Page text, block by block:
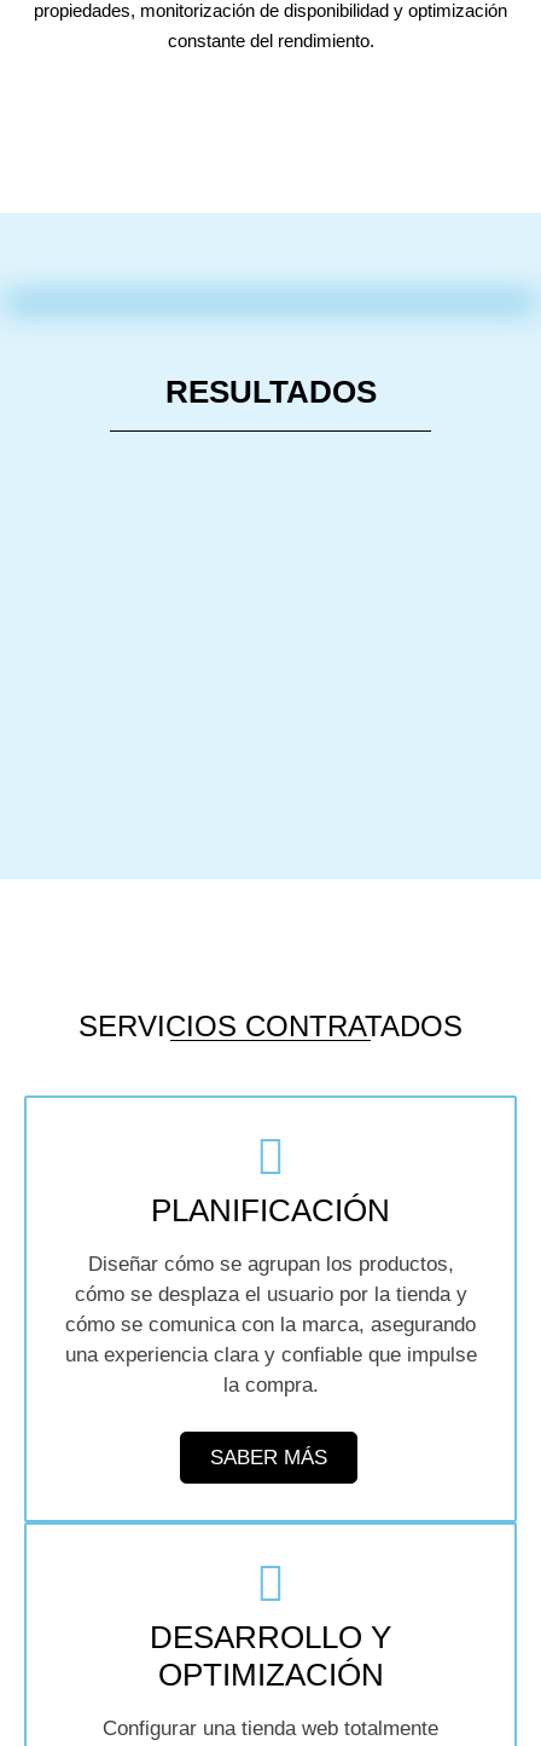
propiedades, monitorización de disponibilidad y optimización
constante del rendimiento.
RESULTADOS
SERVICIOS CONTRATADOS
PLANIFICACIÓN
Diseñar cómo se agrupan los productos,
cómo se desplaza el usuario por la tienda y
cómo se comunica con la marca, asegurando
una experiencia clara y confiable que impulse
la compra.
SABER MÁS
DESARROLLO Y
OPTIMIZACIÓN
Configurar una tienda web totalmente